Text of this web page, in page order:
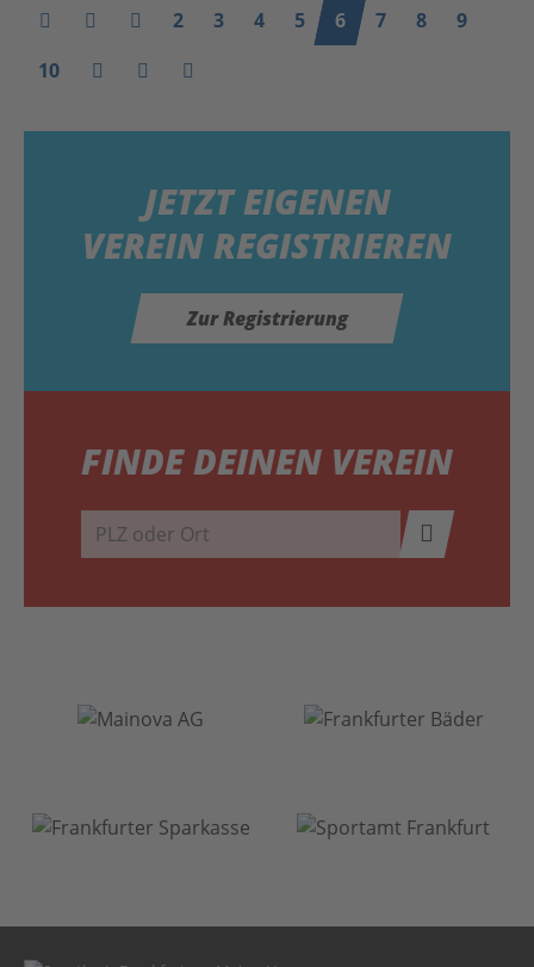
2 3 4 5 6 7 8
9
10
JETZTEIGENEN
VEREIN REGISTRIEREN
Zur Registrierung
FINDE DEINEN VEREIN